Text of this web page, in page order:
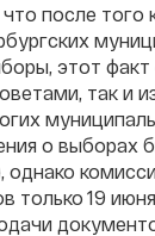
после того
этот факт
так и
о выборах
однако
только 19